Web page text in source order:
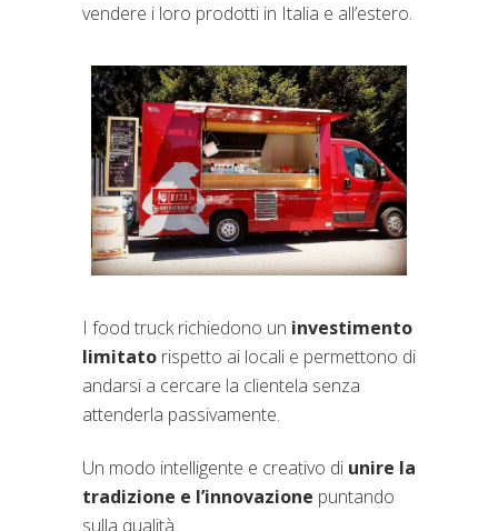
vendere i loro prodotti in Italia e all’estero.
I food truck richiedono un investimento
limitato rispetto ai locali e permettono di
andarsi a cercare la clientela senza
attenderla passivamente.
Un modo intelligente e creativo di unire la
tradizione e l’innovazione puntando
sulla qualità.